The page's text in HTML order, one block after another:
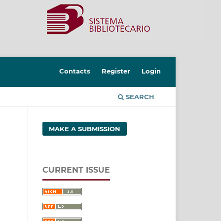
SEARCH
Contacts Register Login
MAKE A SUBMISSION
CURRENT ISSUE